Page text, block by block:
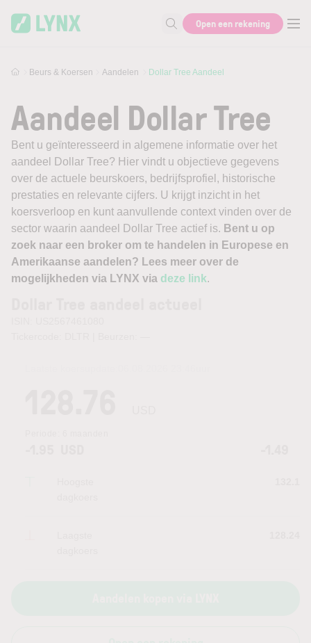
Zoek naar informatie
Open een rekening
Beurs & Koersen Aandelen Dollar Tree Aandeel
Aandeel Dollar Tree
Bent u geïnteresseerd in algemene informatie over het
aandeel Dollar Tree? Hier vindt u objectieve gegevens
over de actuele beurskoers, bedrijfsprofiel, historische
prestaties en relevante cijfers. U krijgt inzicht in het
koersverloop en kunt aanvullende context vinden over de
sector waarin aandeel Dollar Tree actief is. Bent u op
zoek naar een broker om te handelen in Europese en
Amerikaanse aandelen? Lees meer over de
mogelijkheden via LYNX via deze link.